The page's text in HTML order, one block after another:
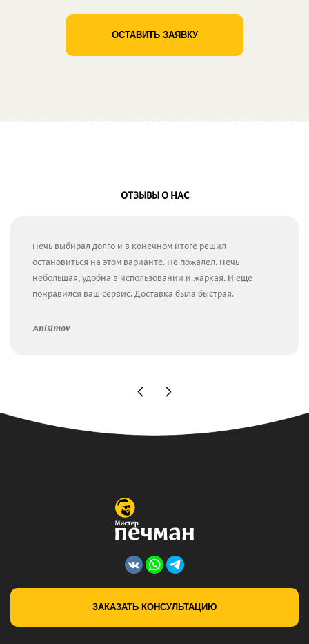
ОСТАВИТЬ ЗАЯВКУ
ОТЗЫВЫ О НАС
Печь выбирал долго и в конечном итоге решил
остановиться на этом варианте. Не пожалел. Печь
небольшая, удобна в использовании и жаркая. И еще
понравился ваш сервис. Доставка была быстрая.
Anisimov
ЗАКАЗАТЬ КОНСУЛЬТАЦИЮ